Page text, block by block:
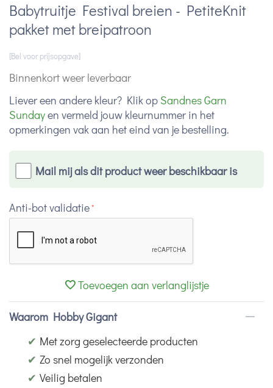
Babytruitje Festival breien - PetiteKnit
pakket met breipatroon
[Bel voor prijsopgave]
Binnenkort weer leverbaar
Liever een andere kleur? Klik op Sandnes Garn
Sundayen vermeld jouw kleurnummer in het
opmerkingen vak aan het eind van je bestelling.
Mail mij als dit product weer beschikbaar is
Anti-bot validatie
Toevoegen aan verlanglijstje
Waarom Hobby Gigant
✔ Met zorg geselecteerde producten
✔ Zo snel mogelijk verzonden
✔ Veilig betalen